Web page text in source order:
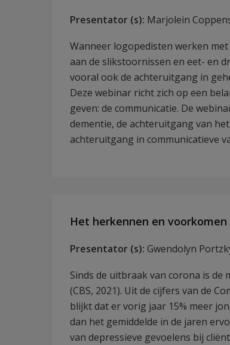
Presentator (s): Marjolein
Wanneer logopedisten werken
aan de slikstoornissen en eet- en
vooral ook de achteruitgang in
Deze webinar richt zich op een
geven: de communicatie. De
dementie, de achteruitgang van
achteruitgang in communicatieve
Het herkennen en
Presentator (s): Gwendolyn
Sinds de uitbraak van corona is
(CBS, 2021). Uit de cijfers van de
blijkt dat er vorig jaar 15% meer
dan het gemiddelde in de jaren
van depressieve gevoelens bij